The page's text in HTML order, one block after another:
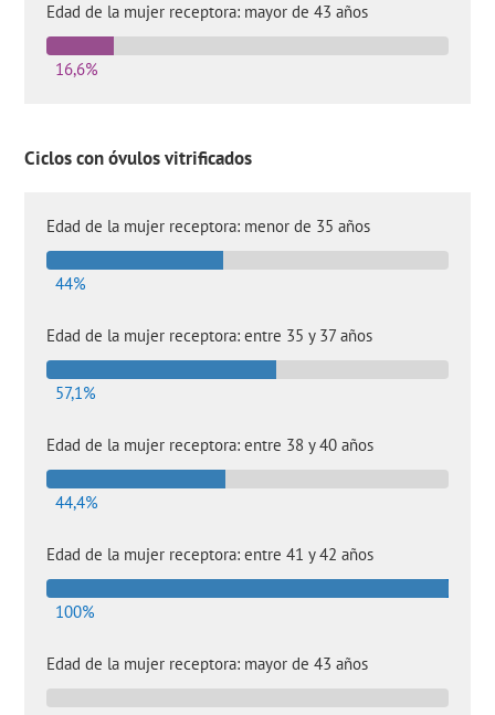
Edad de la mujer receptora: mayor de 43 años
16,6%
Ciclos con óvulos vitrificados
Edad de la mujer receptora: menor de 35 años
44%
Edad de la mujer receptora: entre 35 y 37 años
57,1%
Edad de la mujer receptora: entre 38 y 40 años
44,4%
Edad de la mujer receptora: entre 41 y 42 años
100%
Edad de la mujer receptora: mayor de 43 años